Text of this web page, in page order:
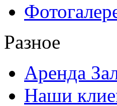
Разное
Аренда
Наши